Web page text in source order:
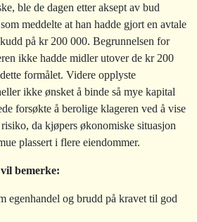
ble de dagen etter aksept av bud
meddelte at han hadde gjort en avtale
på kr 200 000. Begrunnelsen for
ikke hadde midler utover de kr 200
formålet. Videre opplyste
ikke ønsket å binde så mye kapital
forsøkte å berolige klageren ved å vise
da kjøpers økonomiske situasjon
plassert i flere eiendommer.
bemerke:
egenhandel og brudd på kravet til god